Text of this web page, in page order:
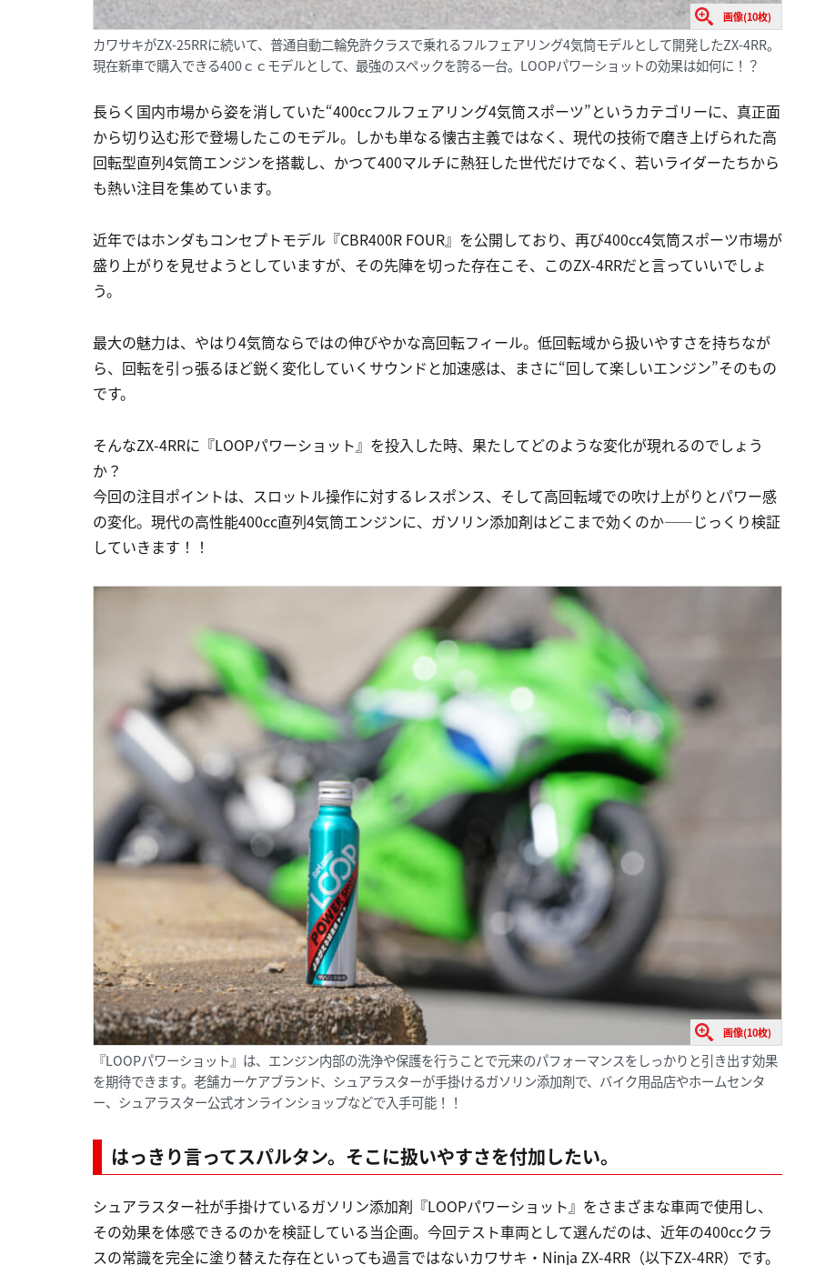
画像(10枚)
カワサキがZX-25RRに続いて、普通自動二輪免許クラスで乗れるフルフェアリング4気筒モデルとして開発したZX-4RR。
現在新車で購入できる400ｃｃモデルとして、最強のスペックを誇る一台。LOOPパワーショットの効果は如何に！？
長らく国内市場から姿を消していた“400ccフルフェアリング4気筒スポーツ”というカテゴリーに、真正面
から切り込む形で登場したこのモデル。しかも単なる懐古主義ではなく、現代の技術で磨き上げられた高
回転型直列4気筒エンジンを搭載し、かつて400マルチに熱狂した世代だけでなく、若いライダーたちから
も熱い注目を集めています。
近年ではホンダもコンセプトモデル『CBR400R FOUR』を公開しており、再び400cc4気筒スポーツ市場が
盛り上がりを見せようとしていますが、その先陣を切った存在こそ、このZX-4RRだと言っていいでしょ
う。
最大の魅力は、やはり4気筒ならではの伸びやかな高回転フィール。低回転域から扱いやすさを持ちなが
ら、回転を引っ張るほど鋭く変化していくサウンドと加速感は、まさに“回して楽しいエンジン”そのもの
です。
そんなZX-4RRに『LOOPパワーショット』を投入した時、果たしてどのような変化が現れるのでしょう
か？
今回の注目ポイントは、スロットル操作に対するレスポンス、そして高回転域での吹け上がりとパワー感
の変化。現代の高性能400cc直列4気筒エンジンに、ガソリン添加剤はどこまで効くのか――じっくり検証
していきます！！
画像(10枚)
『LOOPパワーショット』は、エンジン内部の洗浄や保護を行うことで元来のパフォーマンスをしっかりと引き出す効果
を期待できます。老舗カーケアブランド、シュアラスターが手掛けるガソリン添加剤で、バイク用品店やホームセンタ
ー、シュアラスター公式オンラインショップなどで入手可能！！
はっきり言ってスパルタン。そこに扱いやすさを付加したい。
シュアラスター社が手掛けているガソリン添加剤『LOOPパワーショット』をさまざまな車両で使用し、
その効果を体感できるのかを検証している当企画。今回テスト車両として選んだのは、近年の400ccクラ
スの常識を完全に塗り替えた存在といっても過言ではないカワサキ・Ninja ZX-4RR（以下ZX-4RR）です。